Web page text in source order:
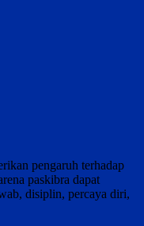
pengaruh terhadap
paskibra dapat
disiplin, percaya diri,